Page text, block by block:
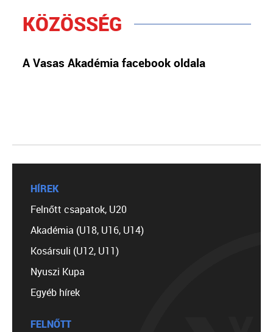
KÖZÖSSÉG
A Vasas Akadémia facebook oldala
HÍREK
Felnőtt csapatok, U20
Akadémia (U18, U16, U14)
Kosársuli (U12, U11)
Nyuszi Kupa
Egyéb hírek
FELNŐTT